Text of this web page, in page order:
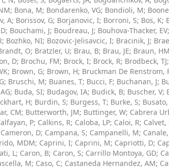
; Bona, M; Bondarenko, VG; Bondioli, M;
A; Borissov, G; Borjanovic, I; Borroni, S; Bos, K;
; Bouchami, J; Boudreau, J; Bouhova-Thacker, EV;
; Bozhko, NI; Bozovic-Jelisavcic, I; Bracinik, J;
O; Bratzler, U; Brau, B; Brau, JE; Braun, HM
D; Brochu, FM; Brock, I; Brock, R; Brodbeck, TJ;
; Brown, G; Brown, H; Bruckman De Renstrom,
; Bruschi, M; Buanes, T; Bucci, F; Buchanan, J;
; Buda, SI; Budagov, IA; Budick, B; Buscher, V;
H; Burdin, S; Burgess, T; Burke, S; Busato,
CM; Butterworth, JM; Buttinger, W; Cabrera
P; Calkins, R; Caloba, LP; Caloi, R; Calvet,
Cameron, D; Campana, S; Campanelli, M;
MDM; Caprini, I; Caprini, M; Capriotti, D;
L; Caron, B; Caron, S; Carrillo Montoya, GD;
M; Caso, C; Castaneda Hernandez, AM;